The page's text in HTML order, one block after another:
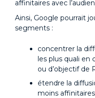
affinitaires avec
Ainsi, Google pourrait
segments :
concentrer la
les plus quali en
ou d’objectif de
étendre la
moins